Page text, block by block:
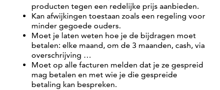
producten tegen een redelijke prijs aanbieden.
Kan afwijkingen toestaan zoals een regeling voor
minder gegoede ouders.
Moet je laten weten hoe je de bijdragen moet
betalen: elke maand, om de 3 maanden, cash, via
overschrijving …
Moet op alle facturen melden dat je ze gespreid
mag betalen en met wie je die gespreide
betaling kan bespreken.